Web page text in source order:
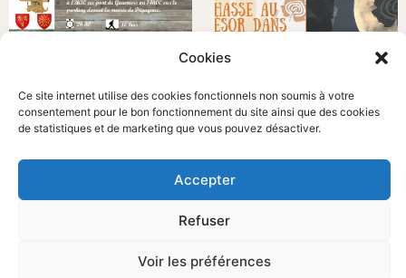
Cookies
Ce site internet utilise des cookies fonctionnels non soumis à votre
consentement pour le bon fonctionnement du site ainsi que des cookies
de statistiques et de marketing que vous pouvez désactiver.
Accepter
Refuser
Voir les préférences
VIN DE DOMME & CHASSE AU
Actualités